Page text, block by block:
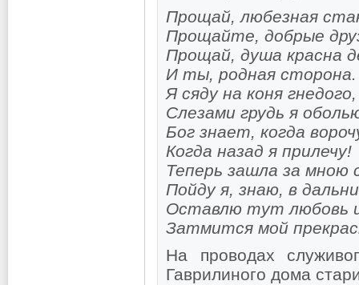
Прощай, любезная
Прощайте, добрые
Прощай, душа красна
И ты, родная сторона.
Я сяду на коня гнедого,
Слезами грудь я
Бог знает, когда
Когда назад я прилечу!
Теперь зашла за мною
Пойду я, знаю, в
Оставлю тут любовь
Затмится мой
На проводах
Гаврилиного дома